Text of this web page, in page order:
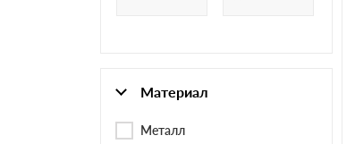
Материал
Металл